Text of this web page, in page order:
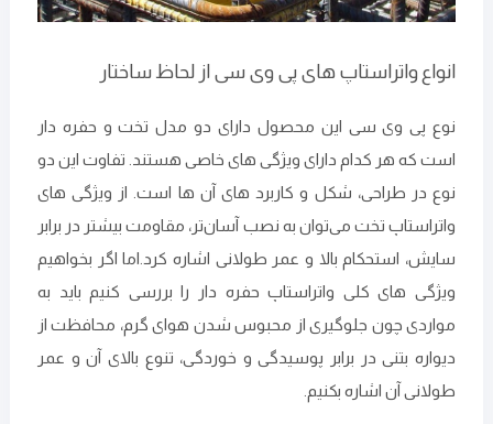
انواع واتراستاپ های پی وی سی از لحاظ ساختار
نوع پی وی سی این محصول دارای دو مدل تخت و حفره دار
است که هر کدام دارای ویژگی های خاصی هستند. تفاوت این دو
نوع در طراحی، شکل و کاربرد های آن ها است. از ویژگی های
واتراستاپ تخت می‌توان به نصب آسان‌تر، مقاومت بیشتر در برابر
سایش، استحکام بالا و عمر طولانی‌ اشاره کرد.اما اگر بخواهیم
ویژگی های کلی واتراستاپ حفره دار را بررسی کنیم باید به
مواردی چون جلوگیری از محبوس شدن هوای گرم، محافظت از
دیواره بتنی در برابر پوسیدگی و خوردگی، تنوع بالای آن و عمر
طولانی آن اشاره بکنیم.